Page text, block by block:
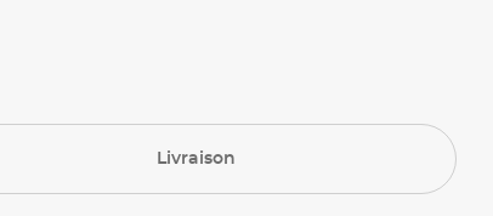
Livraison